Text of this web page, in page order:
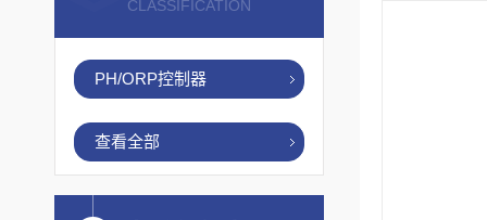
CLASSIFICATION
PH/ORP控制器
查看全部